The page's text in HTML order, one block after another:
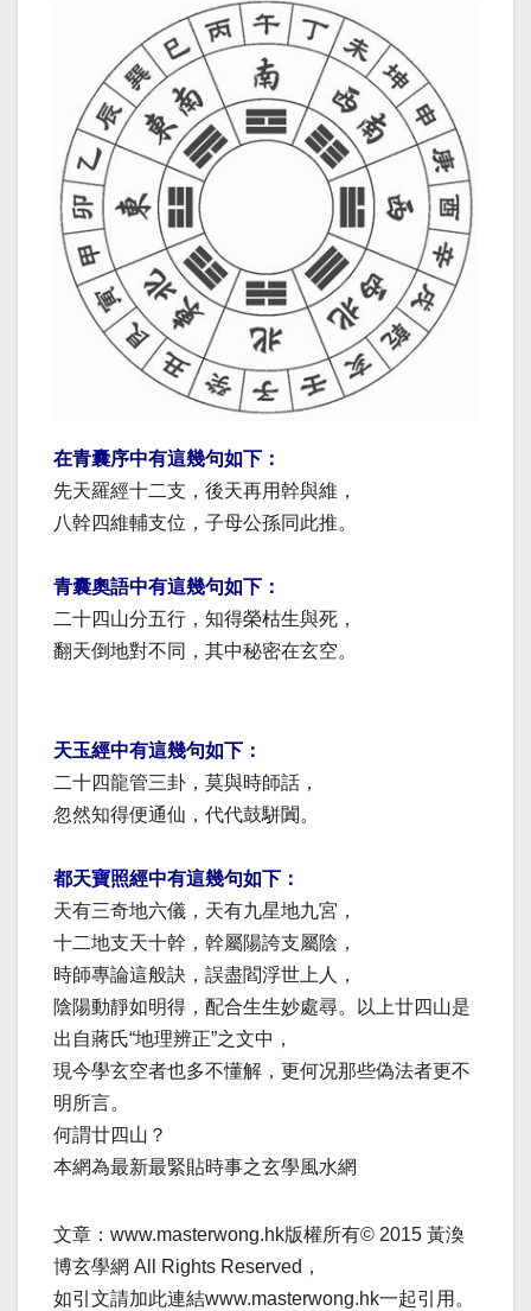
在青囊序中有這幾句如下：
先天羅經十二支，後天再用幹與維，
八幹四維輔支位，子母公孫同此推。
青囊奧語中有這幾句如下：
二十四山分五行，知得榮枯生與死，
翻天倒地對不同，其中秘密在玄空。
天玉經中有這幾句如下：
二十四龍管三卦，莫與時師話，
忽然知得便通仙，代代鼓駢闐。
都天寶照經中有這幾句如下：
天有三奇地六儀，天有九星地九宮，
十二地支天十幹，幹屬陽誇支屬陰，
時師專論這般訣，誤盡閻浮世上人，
陰陽動靜如明得，配合生生妙處尋。以上廿四山是
出自蔣氏“地理辨正”之文中，
現今學玄空者也多不懂解，更何况那些偽法者更不
明所言。
何謂廿四山？
本網為最新最緊貼時事之玄學風水網
文章：www.masterwong.hk版權所有© 2015 黃渙
博玄學網 All Rights Reserved，
如引文請加此連結www.masterwong.hk一起引用。